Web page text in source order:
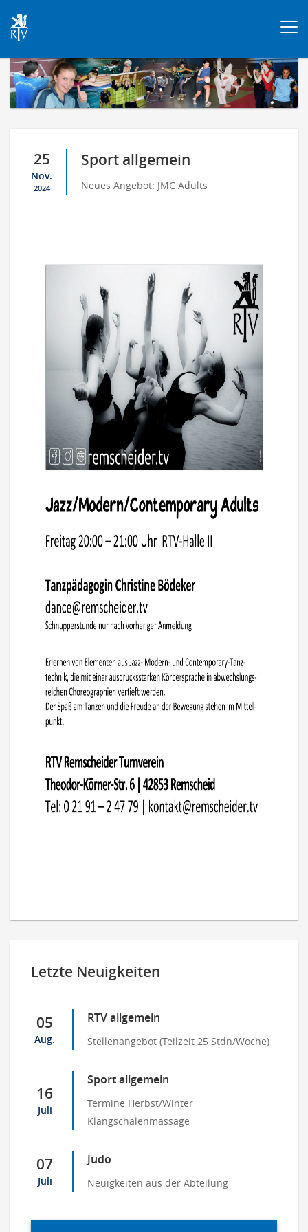
25
Nov.
2024
Sport allgemein
Neues Angebot: JMC Adults
Letzte Neuigkeiten
05
Aug.
RTV allgemein
Stellenangebot (Teilzeit 25 Stdn/Woche)
16
Juli
Sport allgemein
Termine Herbst/Winter
Klangschalenmassage
07
Juli
Judo
Neuigkeiten aus der Abteilung